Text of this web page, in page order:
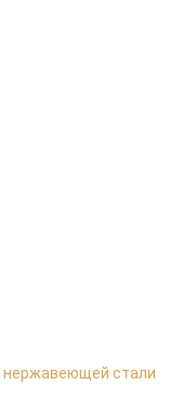
нержавеющей стали